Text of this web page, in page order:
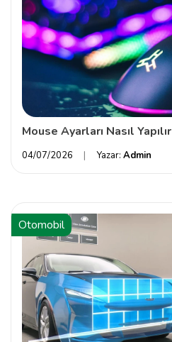
Mouse Ayarları Nasıl Yapılır
04/07/2026 Yazar: Admin
Otomobil